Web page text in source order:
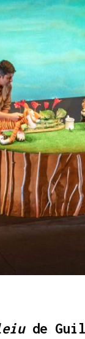
de